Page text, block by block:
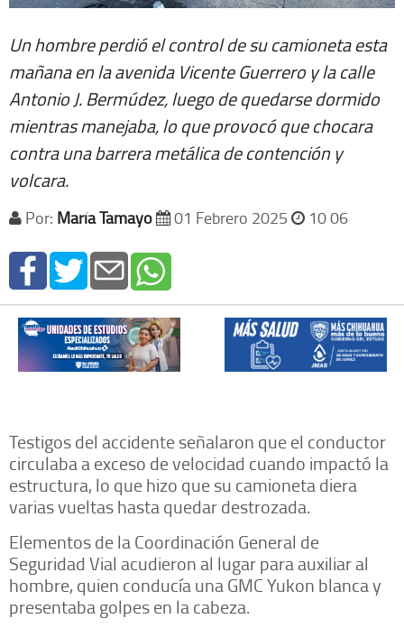
Un hombre perdió el control de su camioneta esta
mañana en la avenida Vicente Guerrero y la calle
Antonio J. Bermúdez, luego de quedarse dormido
mientras manejaba, lo que provocó que chocara
contra una barrera metálica de contención y
volcara.
Por: María Tamayo 01 Febrero 2025 10 06
Testigos del accidente señalaron que el conductor
circulaba a exceso de velocidad cuando impactó la
estructura, lo que hizo que su camioneta diera
varias vueltas hasta quedar destrozada.
Elementos de la Coordinación General de
Seguridad Vial acudieron al lugar para auxiliar al
hombre, quien conducía una GMC Yukon blanca y
presentaba golpes en la cabeza.